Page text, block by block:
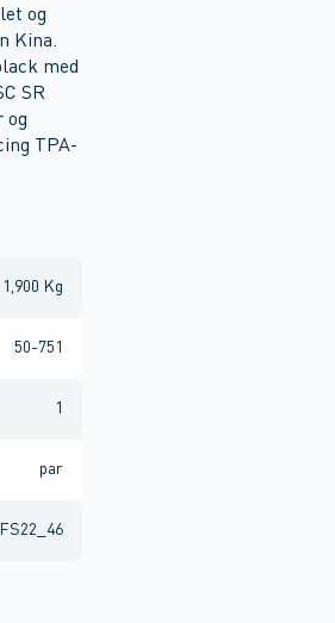
og
Kina.
med
SR
og
TPA-
1,900 Kg
50-751
1
par
FS22_46